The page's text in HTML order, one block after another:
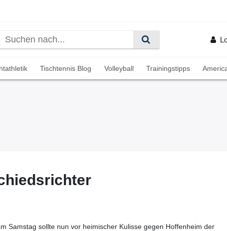
Tischtennis Blog Volleyball Trainingstipps
Samstag sollte nun vor heimischer Kulisse gegen Hoffenheim der